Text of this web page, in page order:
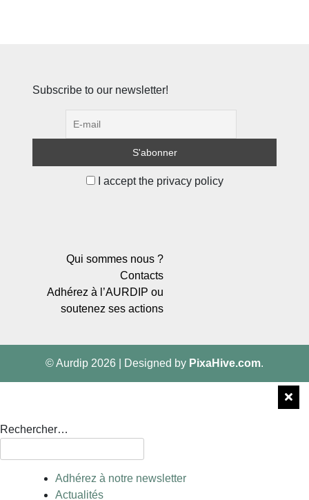
Subscribe to our newsletter!
I accept the privacy policy
Qui sommes nous ?
Contacts
Adhérez à l’AURDIP ou
soutenez ses actions
© Aurdip 2026 Designed by PixaHive.com.
Rechercher…
Adhérez à notre newsletter
Actualités